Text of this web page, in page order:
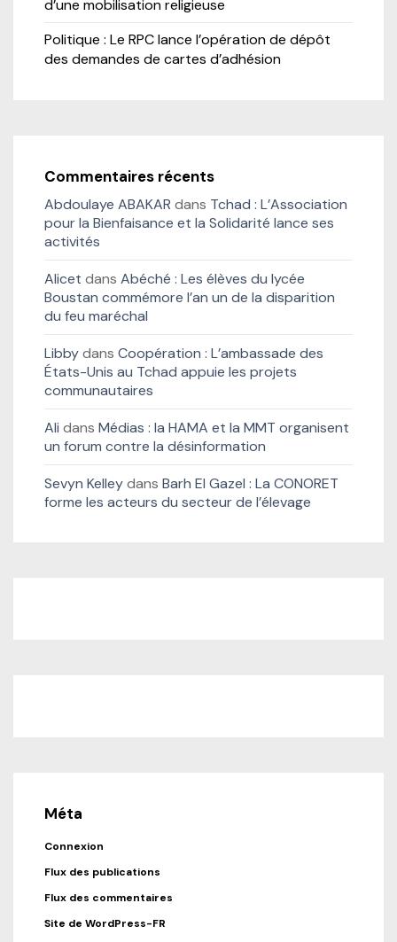
d’une mobilisation religieuse
Politique : Le RPC lance l’opération de dépôt
des demandes de cartes d’adhésion
Commentaires récents
Abdoulaye ABAKAR dans Tchad : L’Association
pour la Bienfaisance et la Solidarité lance ses
activités
Alicet dans Abéché : Les élèves du lycée
Boustan commémore l’an un de la disparition
du feu maréchal
Libbydans Coopération : L’ambassade des
États-Unis au Tchad appuie les projets
communautaires
Ali dans Médias : la HAMA et la MMT organisent
un forum contre la désinformation
Sevyn Kelleydans Barh El Gazel : La CONORET
forme les acteurs du secteur de l’élevage
Méta
Connexion
Flux des publications
Flux des commentaires
Site de WordPress-FR